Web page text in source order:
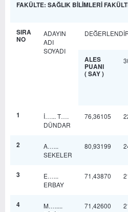
FAKÜLTE: SAĞLIK BİLİMLERİ
SIRA
NO
ADAYIN
ADI
SOYADI
ALES
PUANI
( SAY )
1
İ…... T….
DÜNDAR
76,36105
2
A…...
SEKELER
80,93199
3
E…...
ERBAY
71,43870
4
M….....
71,42600